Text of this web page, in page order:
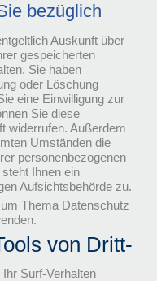
bezüglich
Auskunft über
gespeicherten
Sie haben
oder Löschung
eine Einwilligung zur
Sie diese
widerrufen. Außerdem
Umständen die
personenbezogenen
Ihnen ein
Aufsichtsbehörde zu.
Thema Datenschutz
von Dritt­
Surf-Verhalten